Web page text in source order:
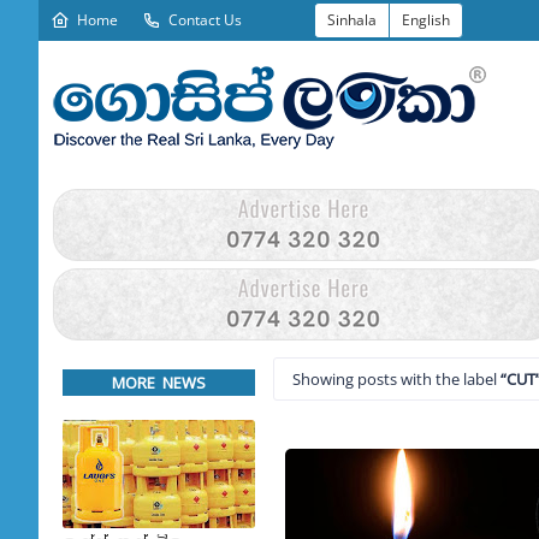
Home Contact Us Sinhala English
MORE NEWS Showing posts with the label CUT